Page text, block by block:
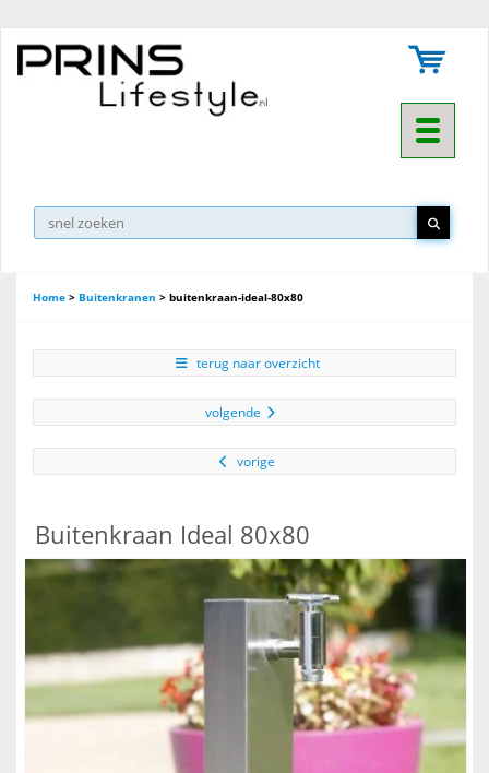
Toggle
Home > Buitenkranen > buitenkraan-ideal-80x80
terug naar overzicht
volgende
vorige
Buitenkraan Ideal 80x80